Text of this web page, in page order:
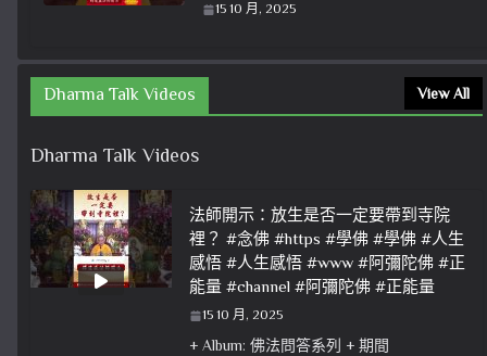
15 10 月, 2025
Dharma Talk Videos View All
Dharma Talk Videos
法師開示：放生是否一定要帶到寺院
裡？ #念佛 #https #學佛 #學佛 #人生
感悟 #人生感悟 #www #阿彌陀佛 #正
能量 #channel #阿彌陀佛 #正能量
15 10 月, 2025
+ Album: 佛法問答系列 + 期間